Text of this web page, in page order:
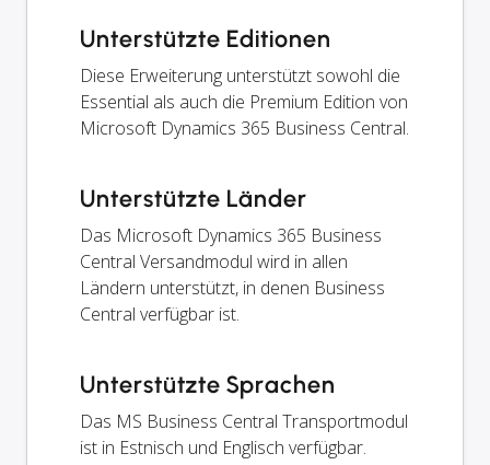
Unterstützte Editionen
Diese Erweiterung unterstützt sowohl die
Essential als auch die Premium Edition von
Microsoft Dynamics 365 Business Central.
Unterstützte Länder
Das Microsoft Dynamics 365 Business
Central Versandmodul wird in allen
Ländern unterstützt, in denen Business
Central verfügbar ist.
Unterstützte Sprachen
Das MS Business Central Transportmodul
ist in Estnisch und Englisch verfügbar.